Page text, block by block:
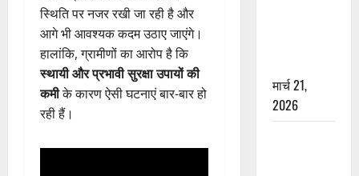
स्थिति पर नजर रखी जा रही है और
आगे भी आवश्यक कदम उठाए जाएंगे।
हालांकि, ग्रामीणों का आरोप है कि
स्थायी और प्रभावी सुरक्षा उपायों की
कमीके कारण ऐसी घटनाएं बार-बार हो
रही हैं।
मार्च 21,
2026